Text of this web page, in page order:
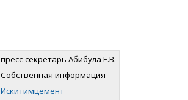
пресс-секретарь Абибула Е.В.
Собственная информация
Искитимцемент